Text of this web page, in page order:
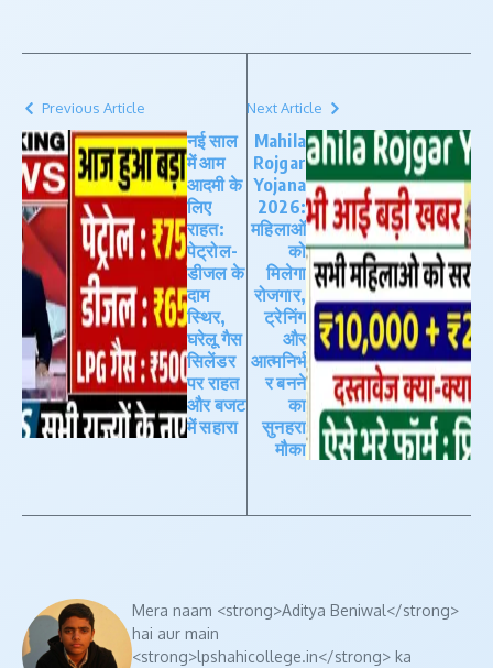
Previous Article
नई साल
में आम
आदमी के
लिए
राहत:
पेट्रोल-
डीजल के
दाम
स्थिर,
घरेलू गैस
सिलेंडर
पर राहत
और बजट
में सहारा
Next Article
Mahila
Rojgar
Yojana
2026:
महिलाओं
को
मिलेगा
रोजगार,
ट्रेनिंग
और
आत्मनिर्भ
र बनने
का
सुनहरा
मौका
Mera naam <strong>Aditya Beniwal</strong>
hai aur main
<strong>lpshahicollege.in</strong> ka